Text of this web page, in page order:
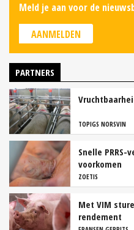
Meld je aan voor de
AANMELDEN
PARTNERS
TOPIGS NORSVIN
Snelle
voorkomen
ZOETIS
Met VIM
rendement